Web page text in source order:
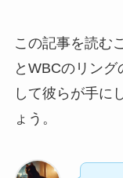
この記事を読む
とWBCのリン
して彼らが手に
ょう。